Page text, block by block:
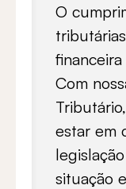
O
Com
estar em
situação